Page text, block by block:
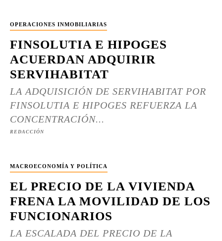
OPERACIONES INMOBILIARIAS
FINSOLUTIA E HIPOGES
ACUERDAN ADQUIRIR
SERVIHABITAT
LA ADQUISICIÓN DE SERVIHABITAT POR
FINSOLUTIA E HIPOGES REFUERZA LA
CONCENTRACIÓN...
REDACCIÓN
MACROECONOMÍA Y POLÍTICA
EL PRECIO DE LA VIVIENDA
FRENA LA MOVILIDAD DE LOS
FUNCIONARIOS
LA ESCALADA DEL PRECIO DE LA